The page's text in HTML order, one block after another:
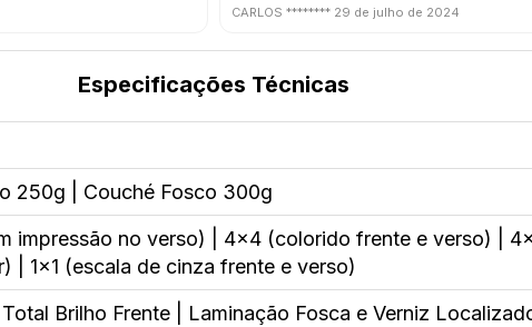
CARLOS ******** 29 de julho de 2024
Especificações Técnicas
250g | Couché Fosco 300g
impressão no verso) | 4x4 (colorido frente e verso) |
| 1x1 (escala de cinza frente e verso)
Brilho Frente | Laminação Fosca e Verniz